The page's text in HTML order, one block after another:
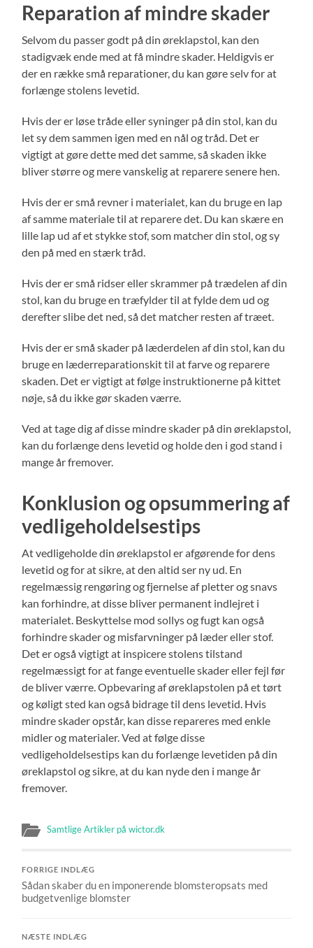
Reparation af mindre skader
Selvom du passer godt på din øreklapstol, kan den
stadigvæk ende med at få mindre skader. Heldigvis er
der en række små reparationer, du kan gøre selv for at
forlænge stolens levetid.
Hvis der er løse tråde eller syninger på din stol, kan du
let sy dem sammen igen med en nål og tråd. Det er
vigtigt at gøre dette med det samme, så skaden ikke
bliver større og mere vanskelig at reparere senere hen.
Hvis der er små revner i materialet, kan du bruge en lap
af samme materiale til at reparere det. Du kan skære en
lille lap ud af et stykke stof, som matcher din stol, og sy
den på med en stærk tråd.
Hvis der er små ridser eller skrammer på trædelen af din
stol, kan du bruge en træfylder til at fylde dem ud og
derefter slibe det ned, så det matcher resten af træet.
Hvis der er små skader på læderdelen af din stol, kan du
bruge en læderreparationskit til at farve og reparere
skaden. Det er vigtigt at følge instruktionerne på kittet
nøje, så du ikke gør skaden værre.
Ved at tage dig af disse mindre skader på din øreklapstol,
kan du forlænge dens levetid og holde den i god stand i
mange år fremover.
Konklusion og opsummering af
vedligeholdelsestips
At vedligeholde din øreklapstol er afgørende for dens
levetid og for at sikre, at den altid ser ny ud. En
regelmæssig rengøring og fjernelse af pletter og snavs
kan forhindre, at disse bliver permanent indlejret i
materialet. Beskyttelse mod sollys og fugt kan også
forhindre skader og misfarvninger på læder eller stof.
Det er også vigtigt at inspicere stolens tilstand
regelmæssigt for at fange eventuelle skader eller fejl før
de bliver værre. Opbevaring af øreklapstolen på et tørt
og køligt sted kan også bidrage til dens levetid. Hvis
mindre skader opstår, kan disse repareres med enkle
midler og materialer. Ved at følge disse
vedligeholdelsestips kan du forlænge levetiden på din
øreklapstol og sikre, at du kan nyde den i mange år
fremover.
Samtlige Artikler på wictor.dk
FORRIGE INDLÆG
Sådan skaber du en imponerende blomsteropsats med
budgetvenlige blomster
NÆSTE INDLÆG